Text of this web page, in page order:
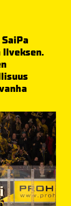
Ilveksen.